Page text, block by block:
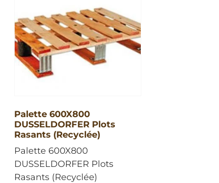
Palette 600X800
DUSSELDORFER Plots
Rasants (Recyclée)
Palette 600X800
DUSSELDORFER Plots
Rasants (Recyclée)